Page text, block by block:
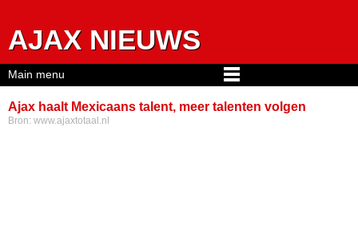
AJAX NIEUWS
Ajax haalt Mexicaans talent, meer talenten volgen
Bron: www.ajaxtotaal.nl
Main menu